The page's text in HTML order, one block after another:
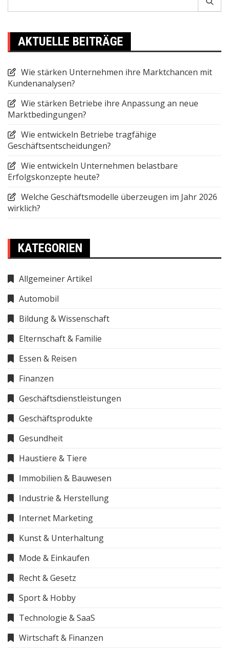
AKTUELLE BEITRÄGE
Wie stärken Unternehmen ihre Marktchancen mit
Kundenanalysen?
Wie stärken Betriebe ihre Anpassung an neue
Marktbedingungen?
Wie entwickeln Betriebe tragfähige
Geschäftsentscheidungen?
Wie entwickeln Unternehmen belastbare
Erfolgskonzepte heute?
Welche Geschäftsmodelle überzeugen im Jahr 2026
wirklich?
KATEGORIEN
Allgemeiner Artikel
Automobil
Bildung & Wissenschaft
Elternschaft & Familie
Essen & Reisen
Finanzen
Geschäftsdienstleistungen
Geschäftsprodukte
Gesundheit
Haustiere & Tiere
Immobilien & Bauwesen
Industrie & Herstellung
Internet Marketing
Kunst & Unterhaltung
Mode & Einkaufen
Recht & Gesetz
Sport & Hobby
Technologie & SaaS
Wirtschaft & Finanzen